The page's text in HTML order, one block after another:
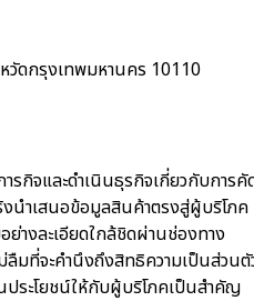
วัดกรุงเทพมหานคร 10110
กิจและดำเนินธุรกิจเกี่ยวกับการคั
นำเสนอข้อมูลสินค้าตรงสู่ผู้บริโภค
างละเอียดใกล้ชิดผ่านช่องทาง
มที่จะคำนึงถึงสิทธิความเป็นส่วนตั
ประโยชน์ให้กับผู้บริโภคเป็นสำคัญ